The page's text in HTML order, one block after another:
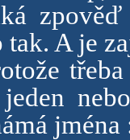
tak. A je
jména